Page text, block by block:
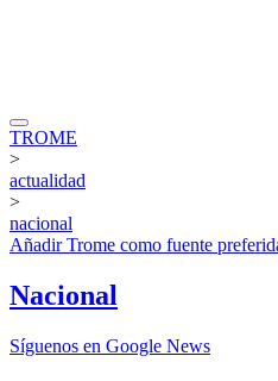
TROME
>
actualidad
>
nacional
AñadirTrome como fuente
Nacional
Síguenos en Google News